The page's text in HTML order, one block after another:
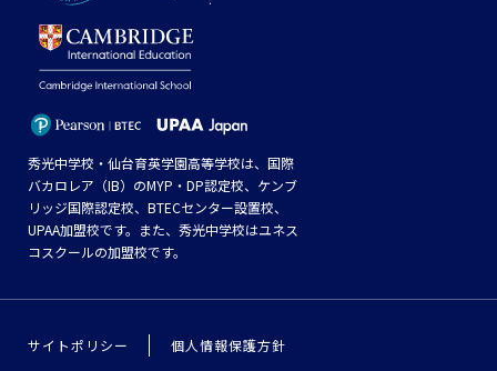
秀光中学校・仙台育英学園高等学校は、国際
バカロレア（IB）のMYP・DP認定校、ケンブ
リッジ国際認定校、BTECセンター設置校、
UPAA加盟校です。また、秀光中学校はユネス
コスクールの加盟校です。
サイトポリシー 個人情報保護方針